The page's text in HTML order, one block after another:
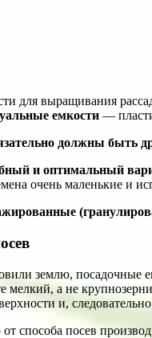
для выращивания
емкости —
должны быть
и оптимальный
очень маленькие и
землю, посадочные
мелкий, а не
и,
способа посев